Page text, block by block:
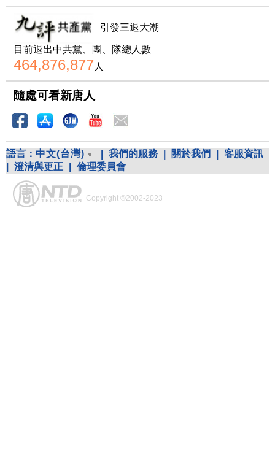
引發三退大潮
目前退出中共黨、團、隊總人數
464,876,877人
隨處可看新唐人
語言： 中文(台灣) 我們的服務 關於我們
客服資訊
澄清與更正 倫理委員會
Copyright ©2002-2023